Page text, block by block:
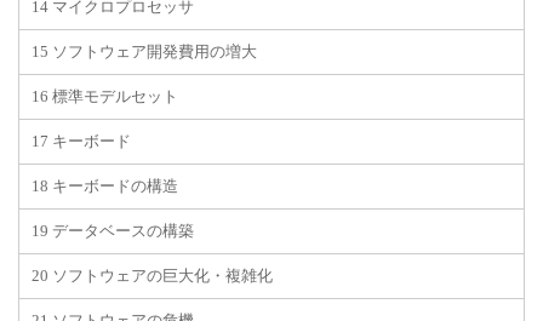
14 マイクロプロセッサ
15 ソフトウェア開発費用の増大
16 標準モデルセット
17 キーボード
18 キーボードの構造
19 データベースの構築
20 ソフトウェアの巨大化・複雑化